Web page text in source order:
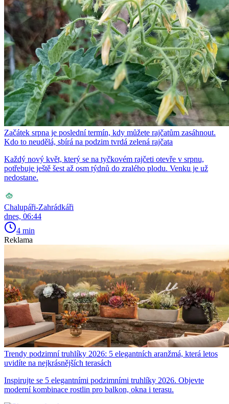
Začátek srpna je poslední termín, kdy můžete rajčatům zasáhnout.
Kdo to neudělá, sbírá na podzim tvrdá zelená rajčata
Každý nový květ, který se na tyčkovém rajčeti otevře v srpnu,
potřebuje ještě šest až osm týdnů do zralého plodu. Venku je už
nedostane.
Chalupáři-Zahrádkáři
dnes, 06:44
4 min
Reklama
Trendy podzimní truhlíky 2026: 5 elegantních aranžmá, která letos
uvidíte na nejkrásnějších terasách
Inspirujte se 5 elegantními podzimními truhlíky 2026. Objevte
moderní kombinace rostlin pro balkon, okna i terasu.